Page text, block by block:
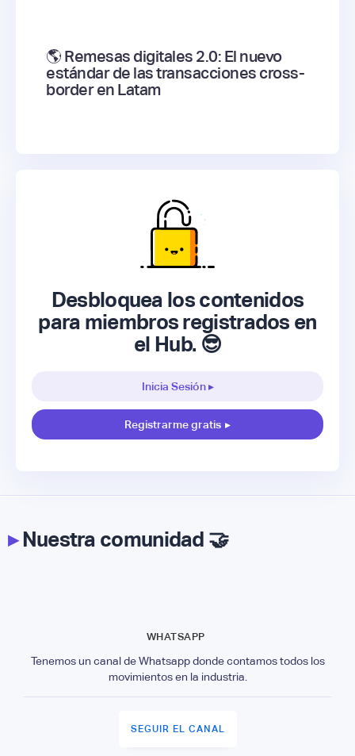
🌎 Remesas digitales 2.0: El nuevo
estándar de las transacciones cross-
border en Latam
Desbloquea los contenidos
para miembros registrados en
el Hub. 😎
Inicia Sesión ▸
Registrarme gratis ▸
▸Nuestra comunidad 🤝
WHATSAPP
Tenemos un canal de Whatsapp donde contamos todos los
movimientos en la industria.
SEGUIR EL CANAL